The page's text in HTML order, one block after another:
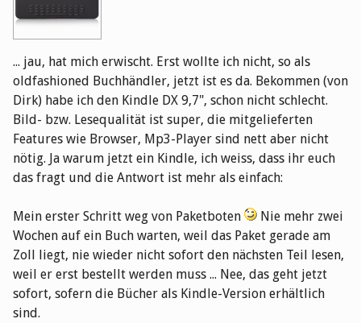
... jau, hat mich erwischt. Erst wollte ich nicht, so als
oldfashioned Buchhändler, jetzt ist es da. Bekommen (von
Dirk) habe ich den Kindle DX 9,7", schon nicht schlecht.
Bild- bzw. Lesequalität ist super, die mitgelieferten
Features wie Browser, Mp3-Player sind nett aber nicht
nötig. Ja warum jetzt ein Kindle, ich weiss, dass ihr euch
das fragt und die Antwort ist mehr als einfach:
Mein erster Schritt weg von Paketboten
Nie mehr zwei
Wochen auf ein Buch warten, weil das Paket gerade am
Zoll liegt, nie wieder nicht sofort den nächsten Teil lesen,
weil er erst bestellt werden muss ... Nee, das geht jetzt
sofort, sofern die Bücher als Kindle-Version erhältlich
sind.